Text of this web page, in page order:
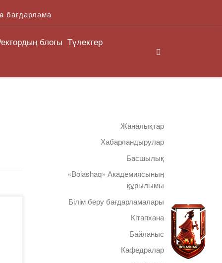
бағдарлама
блогы Түлектер
Жаңалықтар
Хабарландырулар
Басшылық
«Bolashaq» Академиясының
құрылымы
Білім беру бағдарламалары
Кітапхана
Байланыс
Кафедралар